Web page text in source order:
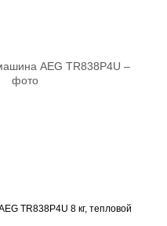
TR838P4U 8 кг, тепловой